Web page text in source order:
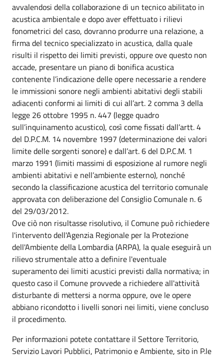
avvalendosi della collaborazione di un tecnico abilitato in
acustica ambientale e dopo aver effettuato i rilievi
fonometrici del caso, dovranno produrre una relazione, a
firma del tecnico specializzato in acustica, dalla quale
risulti il rispetto dei limiti previsti, oppure ove questo non
accade, presentare un piano di bonifica acustica
contenente l’indicazione delle opere necessarie a rendere
le immissioni sonore negli ambienti abitativi degli stabili
adiacenti conformi ai limiti di cui all’art. 2 comma 3 della
legge 26 ottobre 1995 n. 447 (legge quadro
sull’inquinamento acustico), così come fissati dall’artt. 4
del D.P.C.M. 14 novembre 1997 (determinazione dei valori
limite delle sorgenti sonore) e dall’art. 6 del D.P.C.M. 1
marzo 1991 (limiti massimi di esposizione al rumore negli
ambienti abitativi e nell’ambiente esterno), nonché
secondo la classificazione acustica del territorio comunale
approvata con deliberazione del Consiglio Comunale n. 6
del 29/03/2012.
Ove ciò non risultasse risolutivo, il Comune può richiedere
l'intervento dell'Agenzia Regionale per la Protezione
dell'Ambiente della Lombardia (ARPA), la quale eseguirà un
rilievo strumentale atto a definire l'eventuale
superamento dei limiti acustici previsti dalla normativa; in
questo caso il Comune provvede a richiedere all'attività
disturbante di mettersi a norma oppure, ove le opere
abbiano ricondotto i livelli sonori nei limiti, viene concluso
il procedimento.
Per informazioni potete contattare il Settore Territorio,
Servizio Lavori Pubblici, Patrimonio e Ambiente, sito in P.le